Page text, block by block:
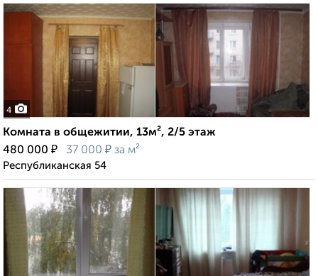
4
Комната в общежитии, 13м², 2/5 этаж
480 000 ₽ 37 000 ₽ за м²
Республиканская 54